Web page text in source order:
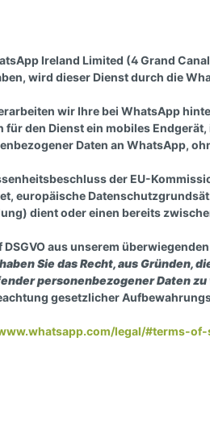
Ireland Limited (4 Grand
wird dieser Dienst durch die
wir Ihre bei WhatsApp
den Dienst ein mobiles
Daten an WhatsApp,
der EU-
europäische
dient oder einen bereits
aus unserem
Sie das Recht, aus Gründen,
personenbezogener Daten
gesetzlicher
legal/#terms-of-